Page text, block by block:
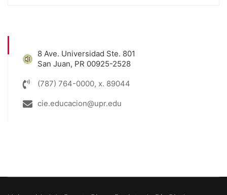
8 Ave. Universidad Ste. 801
San Juan, PR 00925-2528
(787) 764-0000, x. 89044
cie.educacion@upr.edu